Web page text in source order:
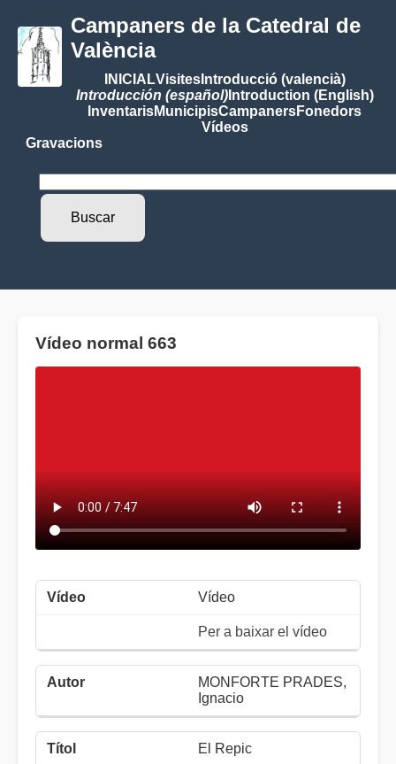
Campaners de la Catedral de
València
INICIALVisitesIntroducció (valencià)
Introducción (español)Introduction (English)
InventarisMunicipisCampanersFonedors
Vídeos
Gravacions
Vídeo normal 663
Vídeo
Per a baixar el vídeo
MONFORTE PRADES,
Ignacio
El Repic